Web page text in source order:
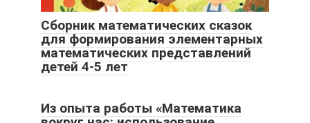
Сборник математических сказок
для формирования элементарных
математических представлений
детей 4-5 лет
Из опыта работы «Математика